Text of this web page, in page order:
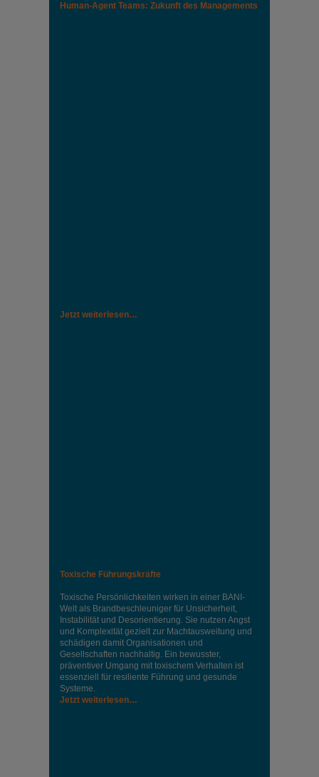
Human-Agent Teams: Zukunft des Managements
Jetzt weiterlesen…
Toxische Führungskräfte
Toxische Persönlichkeiten wirken in einer BANI-
Welt als Brandbeschleuniger für Unsicherheit,
Instabilität und Desorientierung. Sie nutzen Angst
und Komplexität gezielt zur Machtausweitung und
schädigen damit Organisationen und
Gesellschaften nachhaltig. Ein bewusster,
präventiver Umgang mit toxischem Verhalten ist
essenziell für resiliente Führung und gesunde
Systeme.
Jetzt weiterlesen…